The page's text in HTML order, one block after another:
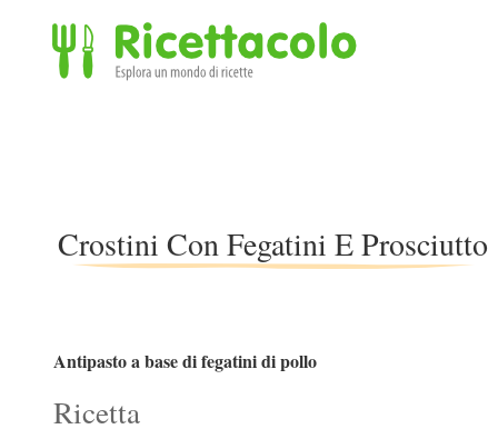
Crostini Con Fegatini E Prosciutto
Antipasto a base di fegatini di pollo
Ricetta